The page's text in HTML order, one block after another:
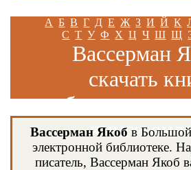
А Б В Г Д Е Ж З И Й К
С Т У Ф Х Ц Ч Ш Щ
Вассерман
скачать
бесплатно и
книги
Вассерман Якоб в
электронной библиотеке.
писатель, Вассерман Якоб